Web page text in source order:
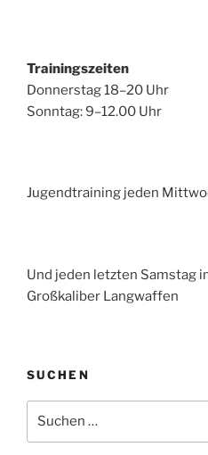
Trainingszeiten
Donnerstag 18–20 Uhr
Sonntag: 9–12.00 Uhr
Jugendtraining jeden
Und jeden letzten Samstag
Großkaliber Langwaffen
SUCHEN
nach: